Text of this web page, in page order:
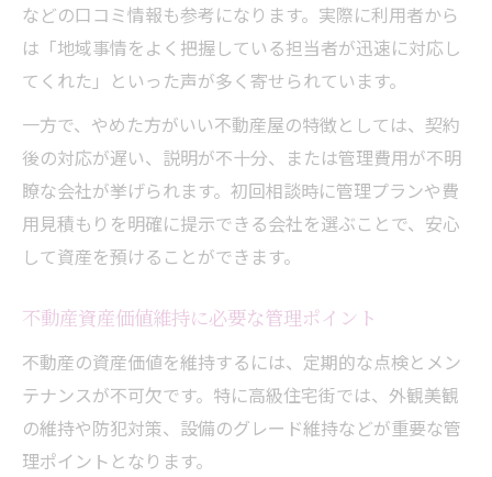
などの口コミ情報も参考になります。実際に利用者から
は「地域事情をよく把握している担当者が迅速に対応し
てくれた」といった声が多く寄せられています。
一方で、やめた方がいい不動産屋の特徴としては、契約
後の対応が遅い、説明が不十分、または管理費用が不明
瞭な会社が挙げられます。初回相談時に管理プランや費
用見積もりを明確に提示できる会社を選ぶことで、安心
して資産を預けることができます。
不動産資産価値維持に必要な管理ポイント
不動産の資産価値を維持するには、定期的な点検とメン
テナンスが不可欠です。特に高級住宅街では、外観美観
の維持や防犯対策、設備のグレード維持などが重要な管
理ポイントとなります。